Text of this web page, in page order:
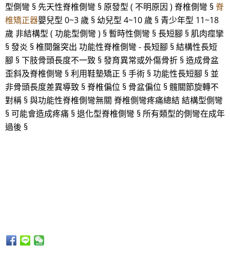
型側彎 § 先天性脊椎側彎 § 原發型 ( 不明原因 ) 脊椎側彎 §脊
椎矯正器嬰兒型 0~3 歲 § 幼兒型 4~10 歲 § 青少年型 11~18
歲 非結構型 ( 功能型側彎 ) § 暫時性側彎 § 長短腳 § 肌肉痙攣
§ 發炎 § 椎間盤突出 功能性脊椎側彎 - 長短腳 § 結構性長短
腳 § 下肢骨頭長度不一致 § 發育異常或外傷骨折 § 造成骨盆
歪斜及脊椎側彎 § 利用鞋墊矯正 § 手術 § 功能性長短腳 § 並
非骨頭長度差異導致 § 脊椎偏位 § 骨盆偏位 § 髖關節旋轉不
對稱 § 與功能性脊椎側彎無關 脊椎側彎疼痛總結 結構型側彎
§ 可能會造成疼痛 § 退化型脊椎側彎 § 所有類型的側彎在成年
過後 §